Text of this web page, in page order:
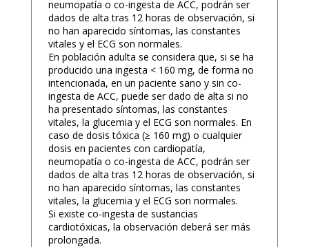
neumopatía o co-ingesta de ACC, podrán ser
dados de alta tras 12 horas de observación, si
no han aparecido síntomas, las constantes
vitales y el ECG son normales.
En población adulta se considera que, si se ha
producido una ingesta < 160 mg, de forma no
intencionada, en un paciente sano y sin co-
ingesta de ACC, puede ser dado de alta si no
ha presentado síntomas, las constantes
vitales, la glucemia y el ECG son normales. En
caso de dosis tóxica (≥ 160 mg) o cualquier
dosis en pacientes con cardiopatía,
neumopatía o co-ingesta de ACC, podrán ser
dados de alta tras 12 horas de observación, si
no han aparecido síntomas, las constantes
vitales, la glucemia y el ECG son normales.
Si existe co-ingesta de sustancias
cardiotóxicas, la observación deberá ser más
prolongada.